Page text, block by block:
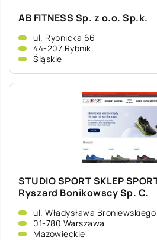
AB FITNESS Sp. z o.o. Sp.k.
ul. Rybnicka 66
44-207 Rybnik
Śląskie
STUDIO SPORT SKLEP
Ryszard Bonikowscy Sp. C.
ul. Władysława Broniewskiego
01-780 Warszawa
Mazowieckie